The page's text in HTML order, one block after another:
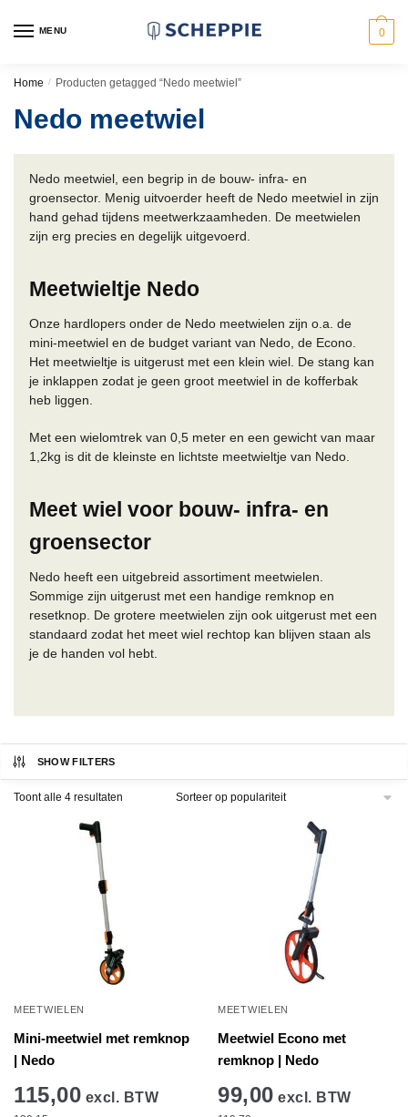
MENU 0
Home / Producten getagged “Nedo meetwiel”
Nedo meetwiel
Nedo meetwiel, een begrip in de bouw- infra- en
groensector. Menig uitvoerder heeft de Nedo meetwiel in zijn
hand gehad tijdens meetwerkzaamheden. De meetwielen
zijn erg precies en degelijk uitgevoerd.
Meetwieltje Nedo
Onze hardlopers onder de Nedo meetwielen zijn o.a. de
mini-meetwiel en de budget variant van Nedo, de Econo.
Het meetwieltje is uitgerust met een klein wiel. De stang kan
je inklappen zodat je geen groot meetwiel in de kofferbak
heb liggen.
Met een wielomtrek van 0,5 meter en een gewicht van maar
1,2kg is dit de kleinste en lichtste meetwieltje van Nedo.
Meet wiel voor bouw- infra- en
groensector
Nedo heeft een uitgebreid assortiment meetwielen.
Sommige zijn uitgerust met een handige remknop en
resetknop. De grotere meetwielen zijn ook uitgerust met een
standaard zodat het meet wiel rechtop kan blijven staan als
je de handen vol hebt.
SHOW FILTERS
Toont alle 4 resultaten Gesorteerd
MEETWIELEN
Mini-meetwiel met remknop
| Nedo
115,00 excl. BTW
MEETWIELEN
Meetwiel Econo met
remknop | Nedo
99,00 excl. BTW